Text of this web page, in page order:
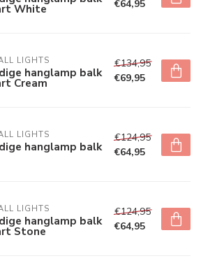
White
€64,95
LIGHTS
hanglamp balk
Cream
€134,95
€69,95
LIGHTS
hanglamp balk
€124,95
€64,95
LIGHTS
hanglamp balk
Stone
€124,95
€64,95